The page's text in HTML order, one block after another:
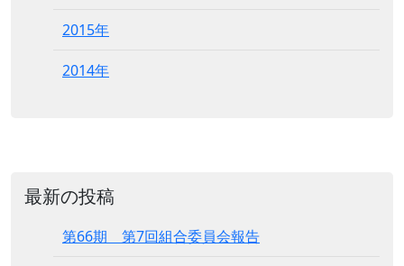
2015年
2014年
最新の投稿
第66期 第7回組合委員会報告